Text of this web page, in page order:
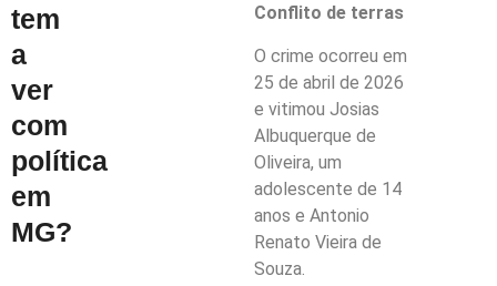
tem
a
ver
com
política
em
MG?
Conflito de terras
O crime ocorreu em
25 de abril de 2026
e vitimou Josias
Albuquerque de
Oliveira, um
adolescente de 14
anos e Antonio
Renato Vieira de
Souza.